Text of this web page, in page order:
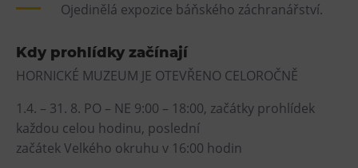
Ojedinělá expozice báňského záchranářství.
Kdy prohlídky začínají
HORNICKÉ MUZEUM JE OTEVŘENO CELOROČNĚ
1.4. – 31. 8. PO – NE 9:00 – 18:00, začátky prohlídek
každou celou hodinu, poslední
začátek Velkého okruhu v 16:00 hodin